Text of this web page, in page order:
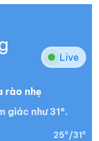
Live
rào nhẹ
giác như 31°.
25°/31°